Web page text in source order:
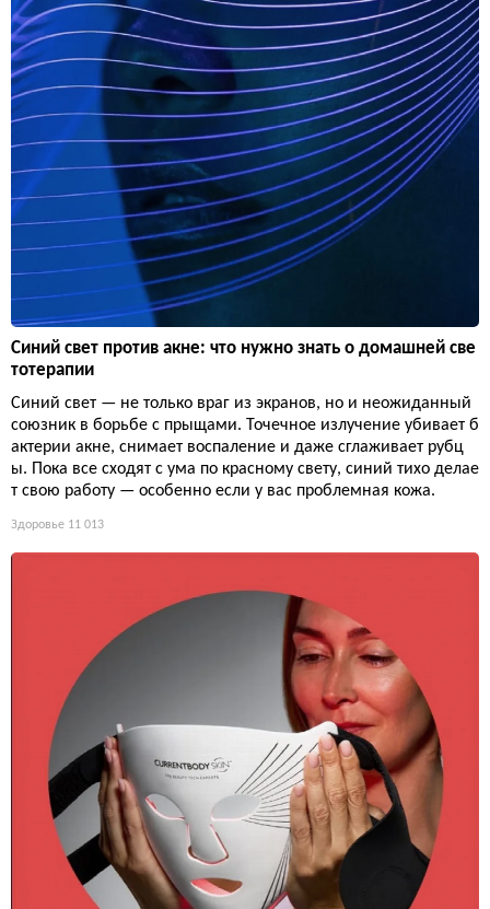
Синий свет против акне: что нужно знать о домашней све
тотерапии
Синий свет — не только враг из экранов, но и неожиданный
союзник в борьбе с прыщами. Точечное излучение убивает б
актерии акне, снимает воспаление и даже сглаживает рубц
ы. Пока все сходят с ума по красному свету, синий тихо делае
т свою работу — особенно если у вас проблемная кожа.
Здоровье 11 013